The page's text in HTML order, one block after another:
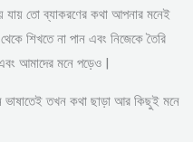
তো ব্যাকরণের কথা আপনার মনেই
শিখতে না পান এবং নিজেকে তৈরি
আমাদের মনে পড়েও |
ভাষাতেই তখন কথা ছাড়া আর কিছুই মনে